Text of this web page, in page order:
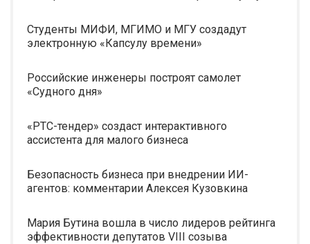
Студенты МИФИ, МГИМО и МГУ создадут
электронную «Капсулу времени»
Российские инженеры построят самолет
«Судного дня»
«РТС-тендер» создаст интерактивного
ассистента для малого бизнеса
Безопасность бизнеса при внедрении ИИ-
агентов: комментарии Алексея Кузовкина
Мария Бутина вошла в число лидеров рейтинга
эффективности депутатов VIII созыва